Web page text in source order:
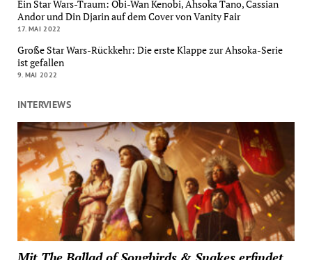
Ein Star Wars-Traum: Obi-Wan Kenobi, Ahsoka Tano, Cassian
Andor und Din Djarin auf dem Cover von Vanity Fair
17. MAI 2022
Große Star Wars-Rückkehr: Die erste Klappe zur Ahsoka-Serie
ist gefallen
9. MAI 2022
INTERVIEWS